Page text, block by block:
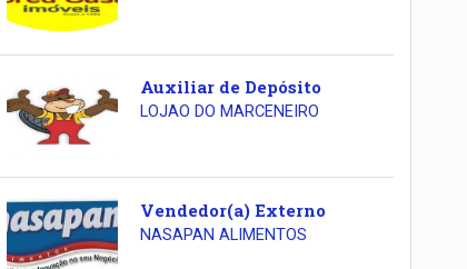
Auxiliar de Depósito
LOJAO DO MARCENEIRO
Vendedor(a) Externo
NASAPAN ALIMENTOS